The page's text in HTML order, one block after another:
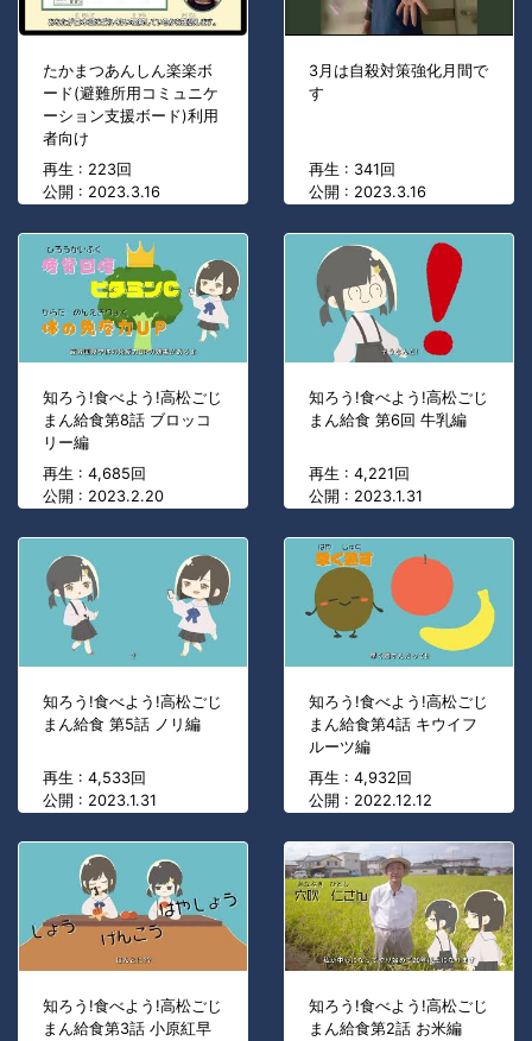
たかまつあんしん楽楽ボ
ード(避難所用コミュニケ
ーション支援ボード)利用
者向け
再生 : 223回
公開 : 2023.3.16
3月は自殺対策強化月間で
す
再生 : 341回
公開 : 2023.3.16
知ろう!食べよう!高松ごじ
まん給食第8話 ブロッコ
リー編
再生 : 4,685回
公開 : 2023.2.20
知ろう!食べよう!高松ごじ
まん給食 第6回 牛乳編
再生 : 4,221回
公開 : 2023.1.31
知ろう!食べよう!高松ごじ
まん給食 第5話 ノリ編
再生 : 4,533回
公開 : 2023.1.31
知ろう!食べよう!高松ごじ
まん給食第4話 キウイフ
ルーツ編
再生 : 4,932回
公開 : 2022.12.12
知ろう!食べよう!高松ごじ
まん給食第3話 小原紅早
知ろう!食べよう!高松ごじ
まん給食第2話 お米編